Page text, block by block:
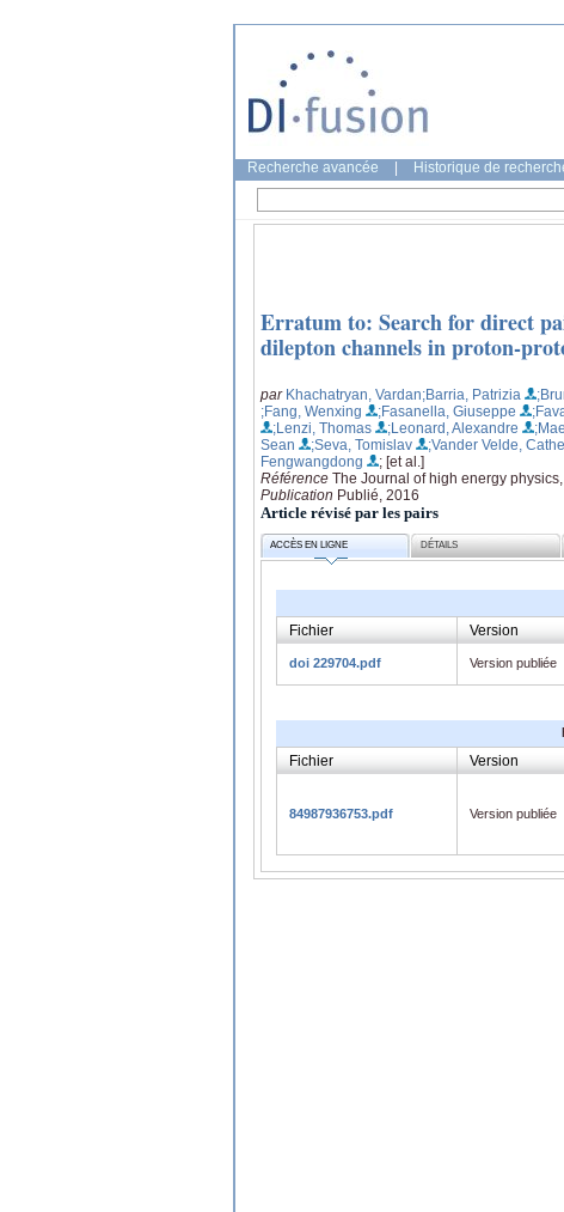
Recherche avancée Historique de
Erratum to: Search for direct
dilepton channels in proton-
par Khachatryan, Vardan;Barria, Patrizia
;Fang, Wenxing
;Fasanella, Giuseppe
;Lenzi, Thomas
;Leonard, Alexandre
Sean
;Seva, Tomislav ;Vander Velde,
Fengwangdong
; [et al.]
Référence The Journal of high energy
Publication Publié, 2016
Article révisé par les pairs
ACCÈS EN LIGNE DÉTAILS
Fichier Version
doi 229704.pdf Version publiée
Fichier Version
84987936753.pdf
Version publiée